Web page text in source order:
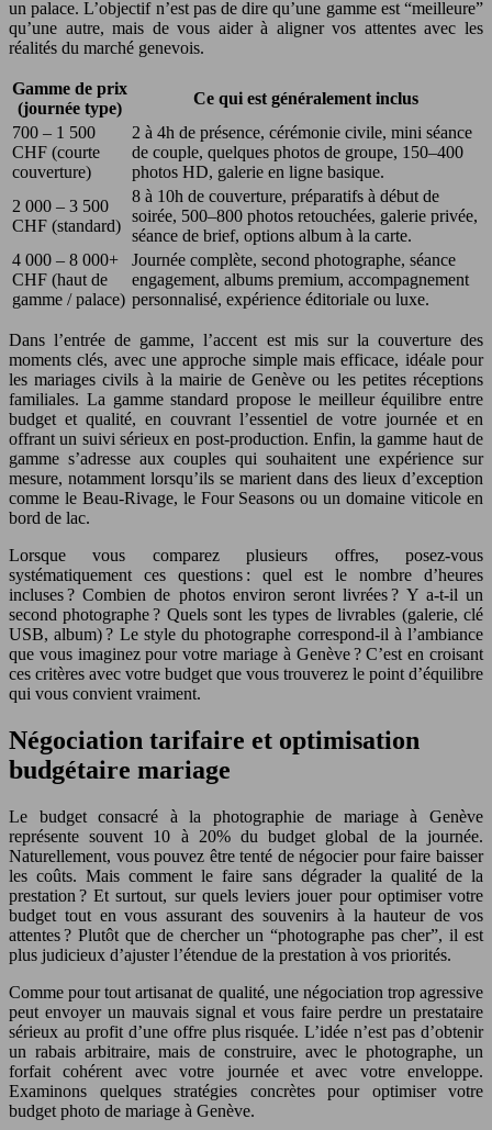
un palace. L’objectif n’est pas de dire qu’une gamme est “meilleure”
qu’une autre, mais de vous aider à aligner vos attentes avec les
réalités du marché genevois.
Gamme de prix
(journée type)
Ce qui est généralement inclus
700 – 1 500
CHF (courte
couverture)
2 à 4h de présence, cérémonie civile, mini séance
de couple, quelques photos de groupe, 150–400
photos HD, galerie en ligne basique.
2 000 – 3 500
CHF (standard)
8 à 10h de couverture, préparatifs à début de
soirée, 500–800 photos retouchées, galerie privée,
séance de brief, options album à la carte.
4 000 – 8 000+
CHF (haut de
gamme / palace)
Journée complète, second photographe, séance
engagement, albums premium, accompagnement
personnalisé, expérience éditoriale ou luxe.
Dans l’entrée de gamme, l’accent est mis sur la couverture des
moments clés, avec une approche simple mais efficace, idéale pour
les mariages civils à la mairie de Genève ou les petites réceptions
familiales. La gamme standard propose le meilleur équilibre entre
budget et qualité, en couvrant l’essentiel de votre journée et en
offrant un suivi sérieux en post-production. Enfin, la gamme haut de
gamme s’adresse aux couples qui souhaitent une expérience sur
mesure, notamment lorsqu’ils se marient dans des lieux d’exception
comme le Beau-Rivage, le Four Seasons ou un domaine viticole en
bord de lac.
Lorsque vous comparez plusieurs offres, posez-vous
systématiquement ces questions : quel est le nombre d’heures
incluses ? Combien de photos environ seront livrées ? Y a-t-il un
second photographe ? Quels sont les types de livrables (galerie, clé
USB, album) ? Le style du photographe correspond-il à l’ambiance
que vous imaginez pour votre mariage à Genève ? C’est en croisant
ces critères avec votre budget que vous trouverez le point d’équilibre
qui vous convient vraiment.
Négociation tarifaire et optimisation
budgétaire mariage
Le budget consacré à la photographie de mariage à Genève
représente souvent 10 à 20% du budget global de la journée.
Naturellement, vous pouvez être tenté de négocier pour faire baisser
les coûts. Mais comment le faire sans dégrader la qualité de la
prestation ? Et surtout, sur quels leviers jouer pour optimiser votre
budget tout en vous assurant des souvenirs à la hauteur de vos
attentes ? Plutôt que de chercher un “photographe pas cher”, il est
plus judicieux d’ajuster l’étendue de la prestation à vos priorités.
Comme pour tout artisanat de qualité, une négociation trop agressive
peut envoyer un mauvais signal et vous faire perdre un prestataire
sérieux au profit d’une offre plus risquée. L’idée n’est pas d’obtenir
un rabais arbitraire, mais de construire, avec le photographe, un
forfait cohérent avec votre journée et avec votre enveloppe.
Examinons quelques stratégies concrètes pour optimiser votre
budget photo de mariage à Genève.